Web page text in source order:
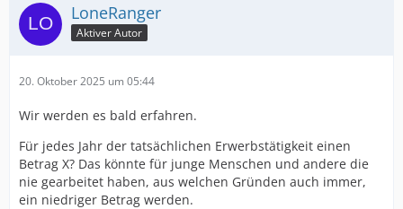
LoneRanger
Aktiver Autor
20. Oktober 2025 um 05:44
Wir werden es bald erfahren.
Für jedes Jahr der tatsächlichen Erwerbstätigkeit einen
Betrag X? Das könnte für junge Menschen und andere die
nie gearbeitet haben, aus welchen Gründen auch immer,
ein niedriger Betrag werden.